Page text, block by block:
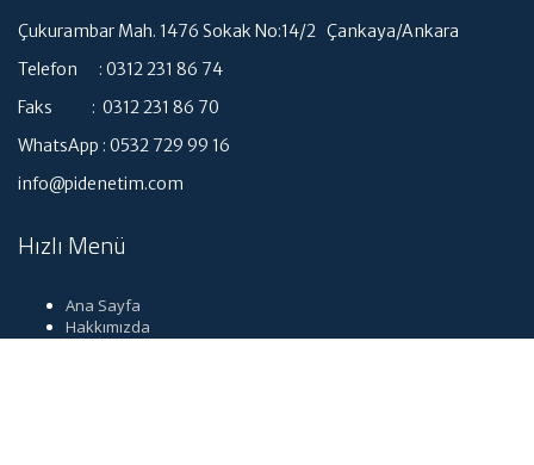
Çukurambar Mah. 1476 Sokak No:14/2 Çankaya/Ankara
Telefon : 0312 231 86 74
Faks : 0312 231 86 70
WhatsApp : 0532 729 99 16
info@pidenetim.com
Hızlı Menü
Ana Sayfa
Hakkımızda